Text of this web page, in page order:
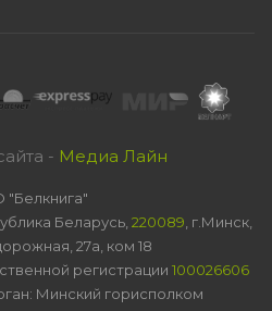
- Медиа Лайн
Беларусь, 220089 , г.Минск,
27а, ком 18
регистрации 100026606
Минский горисполком